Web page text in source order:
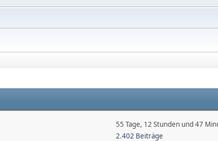
55 Tage, 12 Stunden und 47
2.402 Beiträge